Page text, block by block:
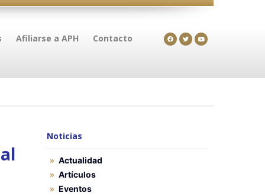
Afiliarse a APH Contacto
Noticias
Actualidad
Artículos
Eventos